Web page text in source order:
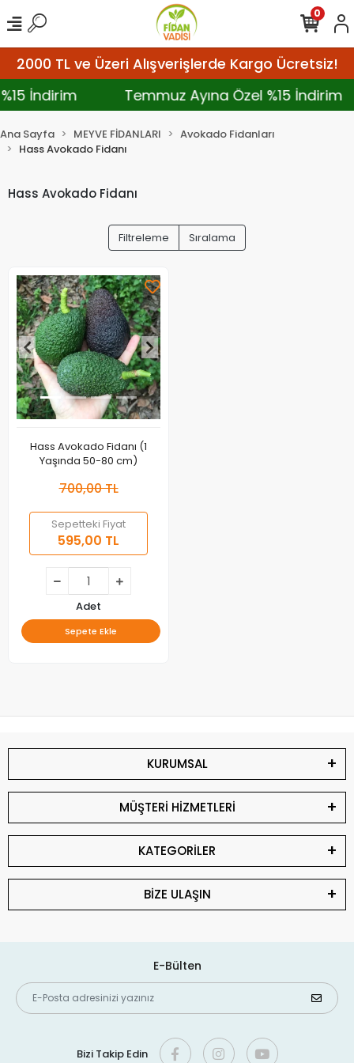
2000 TL ve Üzeri Alışverişlerde Kargo Ücretsiz!
İndirim
Temmuz Ayına Özel %15 İndirim
0
Ana Sayfa MEYVE FİDANLARI
Avokado Fidanları
Hass Avokado Fidanı
Hass Avokado Fidanı
Filtreleme Sıralama
Hass Avokado Fidanı (1
Yaşında 50-80 cm)
700,00 TL
Sepetteki Fiyat
595,00 TL
Adet
Sepete Ekle
KURUMSAL
MÜŞTERİ HİZMETLERİ
KATEGORİLER
BİZE ULAŞIN
E-Bülten
Bizi Takip Edin